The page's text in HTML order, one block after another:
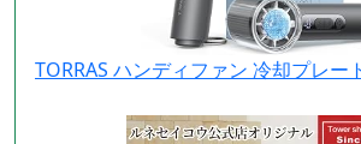
TORRAS ハンディファン 冷却プレー